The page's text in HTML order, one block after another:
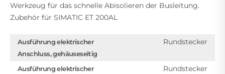
Werkzeug für das schnelle Abisolieren der Busleitung.
Zubehör für SIMATIC ET 200AL
Ausführung elektrischer
Anschluss, gehäuseseitig
Rundstecker
Ausführung elektrischer
Rundstecker